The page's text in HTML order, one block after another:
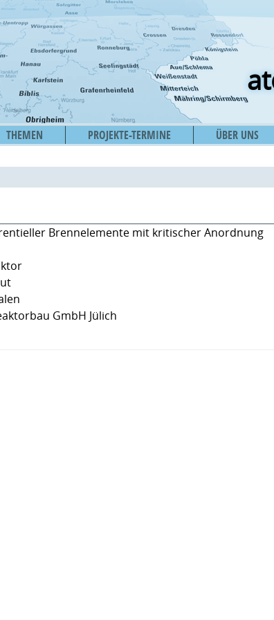
THEMEN PROJEKTE-TERMINE ÜBER UNS
Brennelemente mit kritischer Anordnung
GmbH Jülich